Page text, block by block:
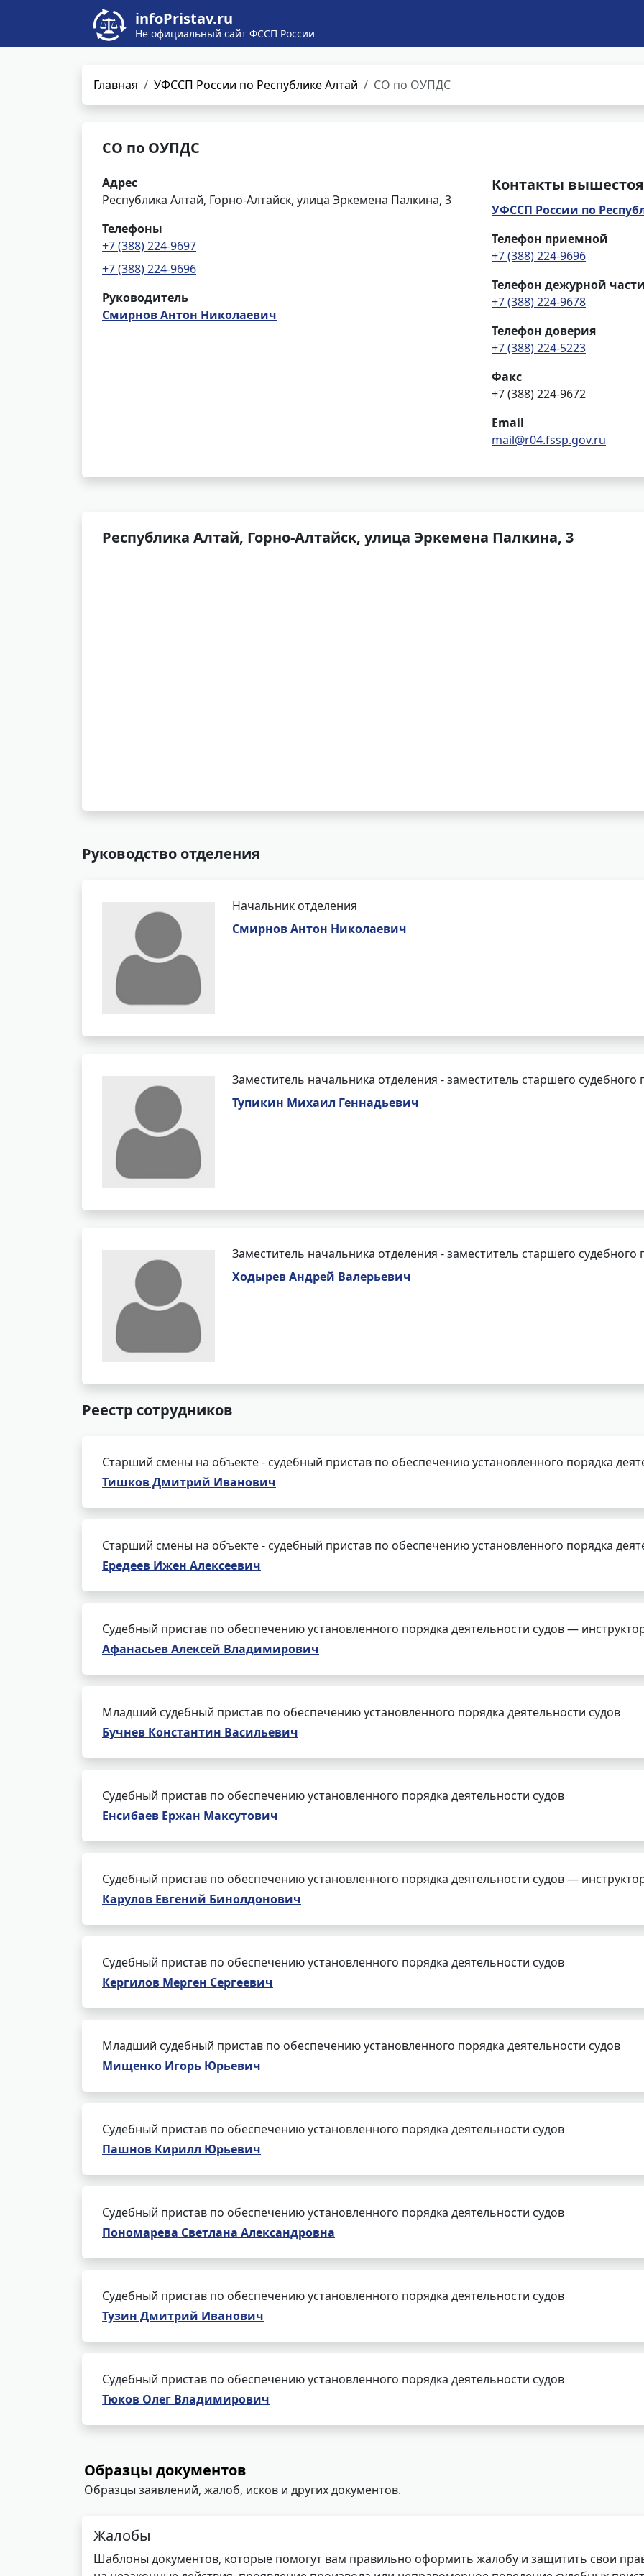
infoPristav.ru
Не официальный сайт ФССП России
Главная УФССП России по Республике Алтай СО по ОУПДС
СО по ОУПДС
Адрес
Республика Алтай, Горно-Алтайск, улица Эркемена Палкина, 3
Телефоны
+7 (388) 224-9697
+7 (388) 224-9696
Руководитель
Смирнов Антон Николаевич
Контакты
УФССП России по
Телефон приемной
+7 (388) 224-9696
Телефон дежурной
+7 (388) 224-9678
Телефон доверия
+7 (388) 224-5223
Факс
+7 (388) 224-9672
Email
mail@r04.fssp.gov.ru
Республика Алтай, Горно-Алтайск, улица Эркемена Палкина, 3
Руководство отделения
Начальник отделения
Смирнов Антон Николаевич
Заместитель начальника отделения - заместитель старшего судебного
Тупикин Михаил Геннадьевич
Заместитель начальника отделения - заместитель старшего судебного
Ходырев Андрей Валерьевич
Реестр сотрудников
Старший смены на объекте - судебный пристав по обеспечению установленного порядка
Тишков Дмитрий Иванович
Старший смены на объекте - судебный пристав по обеспечению установленного порядка
Ередеев Ижен Алексеевич
Судебный пристав по обеспечению установленного порядка деятельности судов —
Афанасьев Алексей Владимирович
Младший судебный пристав по обеспечению установленного порядка деятельности судов
Бучнев Константин Васильевич
Судебный пристав по обеспечению установленного порядка деятельности судов
Енсибаев Ержан Максутович
Судебный пристав по обеспечению установленного порядка деятельности судов —
Карулов Евгений Бинолдонович
Судебный пристав по обеспечению установленного порядка деятельности судов
Кергилов Мерген Сергеевич
Младший судебный пристав по обеспечению установленного порядка деятельности судов
Мищенко Игорь Юрьевич
Судебный пристав по обеспечению установленного порядка деятельности судов
Пашнов Кирилл Юрьевич
Судебный пристав по обеспечению установленного порядка деятельности судов
Пономарева Светлана Александровна
Судебный пристав по обеспечению установленного порядка деятельности судов
Тузин Дмитрий Иванович
Судебный пристав по обеспечению установленного порядка деятельности судов
Тюков Олег Владимирович
Образцы документов
Образцы заявлений, жалоб, исков и других документов.
Жалобы
Шаблоны документов, которые помогут вам правильно оформить жалобу и защитить свои